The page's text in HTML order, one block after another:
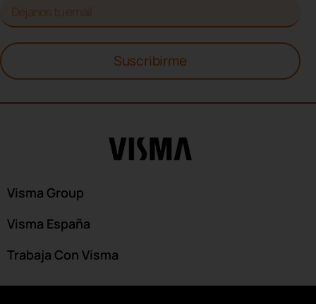
Suscribirme
Visma Group
Visma España
Trabaja Con Visma